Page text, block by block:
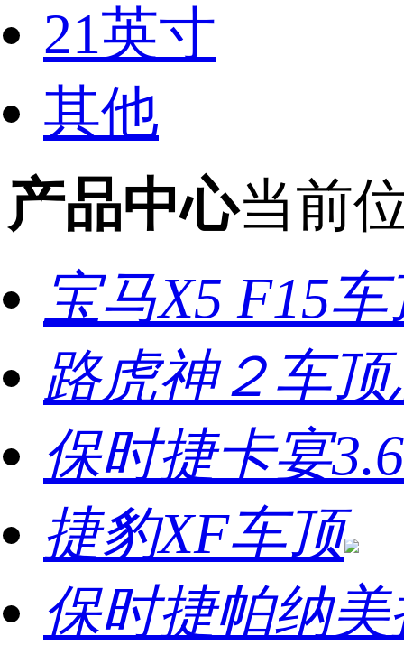
21英寸
其他
产品中心当前
宝马X5 F15
路虎神２车
保时捷卡宴
捷豹XF车顶
保时捷帕纳